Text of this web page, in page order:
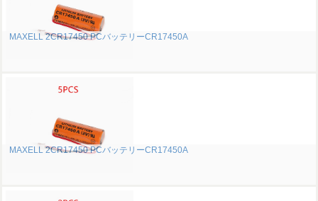
MAXELL 2CR17450 PCバッテリーCR17450A
MAXELL 2CR17450 PCバッテリーCR17450A